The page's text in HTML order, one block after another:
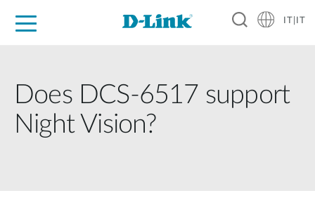
IT|IT
Does DCS-6517 support
Night Vision?